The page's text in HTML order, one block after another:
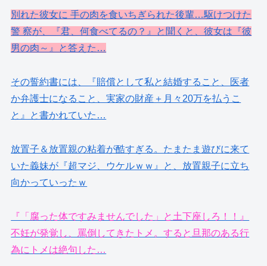
別れた彼女に 手の肉を食いちぎられた後輩…駆けつけた
警 察が、『君、何食べてるの？』と聞くと、彼女は『彼
男の肉～』と答えた…
その誓約書には、『賠償として私と結婚すること、医者
か弁護士になること、実家の財産＋月々20万を払うこ
と』と書かれていた…
放置子＆放置親の粘着が酷すぎる。たまたま遊びに来て
いた義妹が『超マジ、ウケルｗｗ』と、放置親子に立ち
向かっていったｗ
『「腐った体ですみませんでした」と土下座しろ！！』
不妊が発覚し、罵倒してきたトメ。すると旦那のある行
為にトメは絶句した…